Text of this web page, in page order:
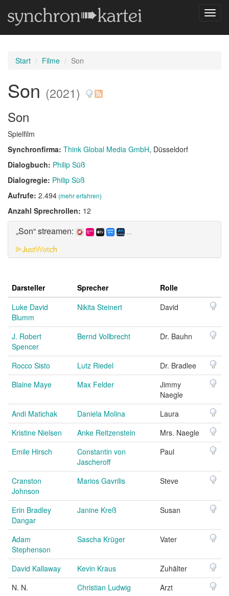
Start Filme Son
Son (2021)
Son
Spielfilm
Synchronfirma: Think Global Media GmbH, Düsseldorf
Dialogbuch: Philip Süß
Dialogregie: Philip Süß
Aufrufe: 2.494(mehr erfahren)
Anzahl Sprechrollen: 12
„Son“ streamen: ...
Darsteller Sprecher
Rolle
Luke David
Blumm
Nikita Steinert David
J. Robert
Spencer
Bernd Vollbrecht Dr. Bauhn
Rocco Sisto Lutz Riedel
Dr. Bradlee
Blaine Maye
Max Felder
Jimmy
Naegle
Andi Matichak
Daniela Molina
Laura
Kristine Nielsen
Anke Reitzenstein
Mrs. Naegle
Emile Hirsch
Constantin von
Jascheroff
Paul
Cranston
Johnson
Marios Gavrilis Steve
Erin Bradley
Dangar
Janine Kreß Susan
Adam
Stephenson
Sascha Krüger Vater
David Kallaway Kevin Kraus
Zuhälter
N. N.
Christian Ludwig Arzt